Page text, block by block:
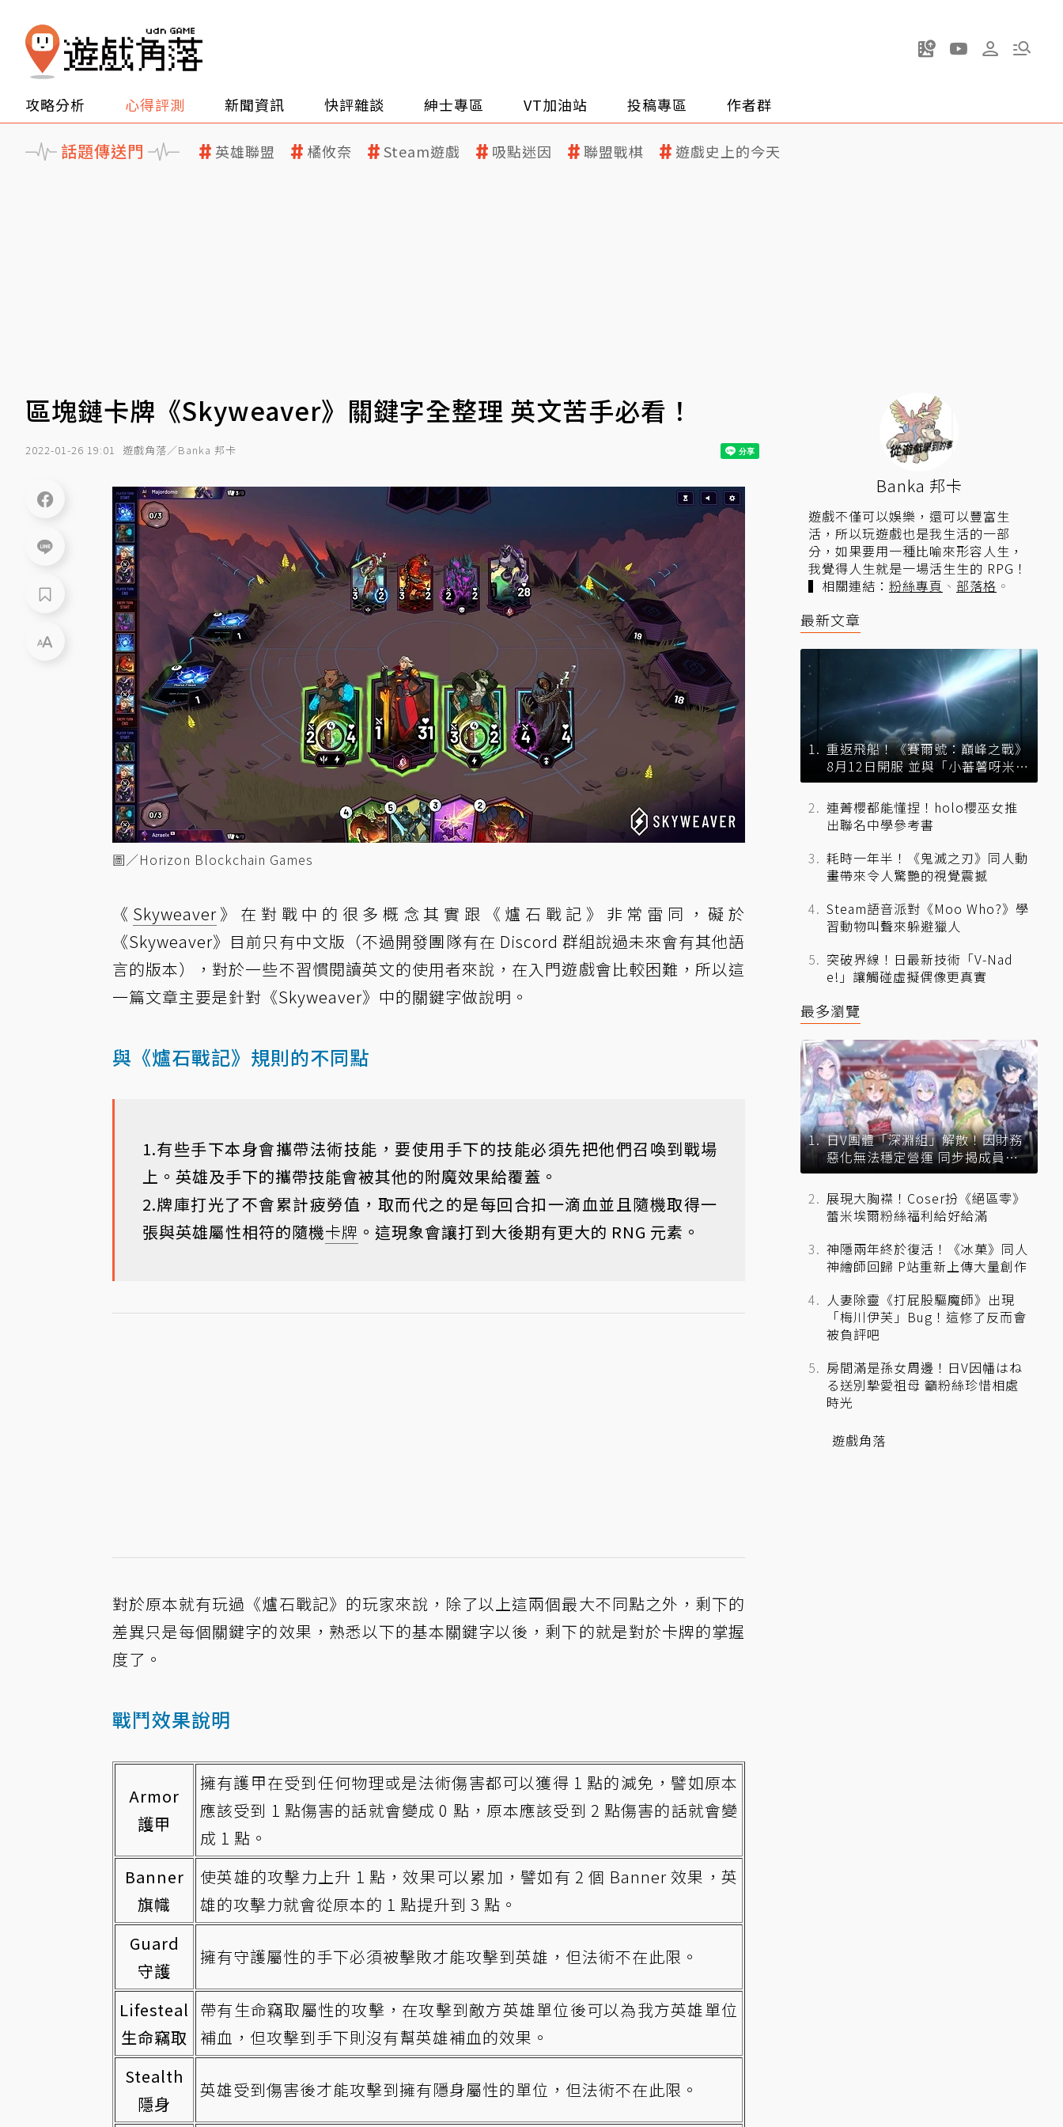
攻略分析 心得評測 新聞資訊 快評雜談 紳士專區 VT加油站 投稿專區 作者群
話題傳送門 英雄聯盟 橘攸奈 Steam遊戲 吸點迷因 聯盟戰棋 遊戲史上的今天
區塊鏈卡牌《Skyweaver》關鍵字全整理 英文苦手必看！
2022-01-26 19:01 遊戲角落／Banka 邦卡
圖／Horizon Blockchain Games
《 Skyweaver》在對戰中的很多概念其實跟《爐石戰記》非常雷同，礙於
《Skyweaver》目前只有中文版（不過開發團隊有在 Discord 群組說過未來會有其他語
言的版本），對於一些不習慣閱讀英文的使用者來說，在入門遊戲會比較困難，所以這
一篇文章主要是針對《Skyweaver》中的關鍵字做說明。
與《爐石戰記》規則的不同點
1.有些手下本身會攜帶法術技能，要使用手下的技能必須先把他們召喚到戰場
上。英雄及手下的攜帶技能會被其他的附魔效果給覆蓋。
2.牌庫打光了不會累計疲勞值，取而代之的是每回合扣一滴血並且隨機取得一
張與英雄屬性相符的隨機卡牌 。這現象會讓打到大後期有更大的 RNG 元素。
對於原本就有玩過《爐石戰記》的玩家來說，除了以上這兩個最大不同點之外，剩下的
差異只是每個關鍵字的效果，熟悉以下的基本關鍵字以後，剩下的就是對於卡牌的掌握
度了。
戰鬥效果說明
Armor
護甲
擁有護甲在受到任何物理或是法術傷害都可以獲得 1 點的減免，譬如原本
應該受到 1 點傷害的話就會變成 0 點，原本應該受到 2 點傷害的話就會變
成 1 點。
Banner
旗幟
使英雄的攻擊力上升 1 點，效果可以累加，譬如有 2 個 Banner 效果，英
雄的攻擊力就會從原本的 1 點提升到 3 點。
Guard
守護
擁有守護屬性的手下必須被擊敗才能攻擊到英雄，但法術不在此限。
Lifesteal
生命竊取
帶有生命竊取屬性的攻擊，在攻擊到敵方英雄單位後可以為我方英雄單位
補血，但攻擊到手下則沒有幫英雄補血的效果。
Stealth
隱身
英雄受到傷害後才能攻擊到擁有隱身屬性的單位，但法術不在此限。
Banka 邦卡
遊戲不僅可以娛樂，還可以豐富生
活，所以玩遊戲也是我生活的一部
分，如果要用一種比喻來形容人生，
我覺得人生就是一場活生生的 RPG！
▍相關連結： 粉絲專頁 、 部落格 。
最新文章
重返飛船！《賽爾號：巔峰之戰》
8月12日開服 並與「小蕃薯呀米」
展開聯動
連菁櫻都能懂捏！holo櫻巫女推
出聯名中學參考書
耗時一年半！《鬼滅之刃》同人動
畫帶來令人驚艷的視覺震撼
Steam語音派對《Moo Who?》學
習動物叫聲來躲避獵人
突破界線！日最新技術「V-Nad
e!」讓觸碰虛擬偶像更真實
最多瀏覽
日V團體「深淵組」解散！因財務
惡化無法穩定營運 同步揭成員未
來去向
展現大胸襟！Coser扮《絕區零》
蕾米埃爾粉絲福利給好給滿
神隱兩年終於復活！《冰菓》同人
神繪師回歸 P站重新上傳大量創作
人妻除靈《打屁股驅魔師》出現
「梅川伊芙」Bug！這修了反而會
被負評吧
房間滿是孫女周邊！日V因幡はね
る送別摯愛祖母 籲粉絲珍惜相處
時光
遊戲角落